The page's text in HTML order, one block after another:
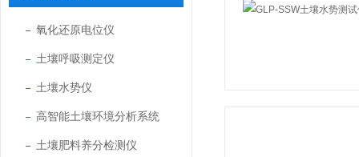
氧化还原电位仪
土壤呼吸测定仪
土壤水势仪
高智能土壤环境分析系统
土壤肥料养分检测仪